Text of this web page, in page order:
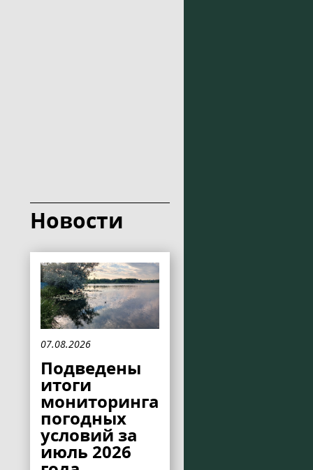
Новости
07.08.2026
Подведены
итоги
мониторинга
погодных
условий за
июль 2026